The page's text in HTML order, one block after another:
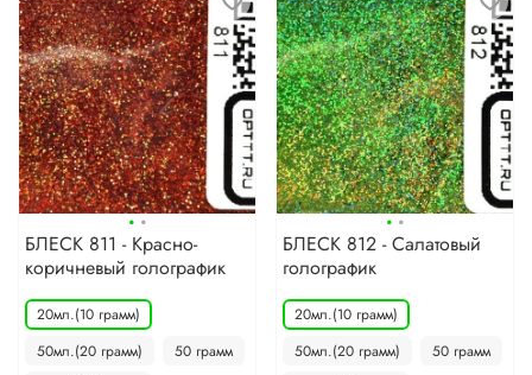
··
БЛЕСК 811 - Красно-
коричневый голографик
20мл.(10 грамм)
50мл.(20 грамм)
50 грамм
··
БЛЕСК 812 - Салатовый
голографик
20мл.(10 грамм)
50мл.(20 грамм)
50 грамм